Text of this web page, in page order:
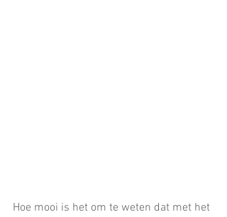
Hoe mooi is het om te weten dat met het